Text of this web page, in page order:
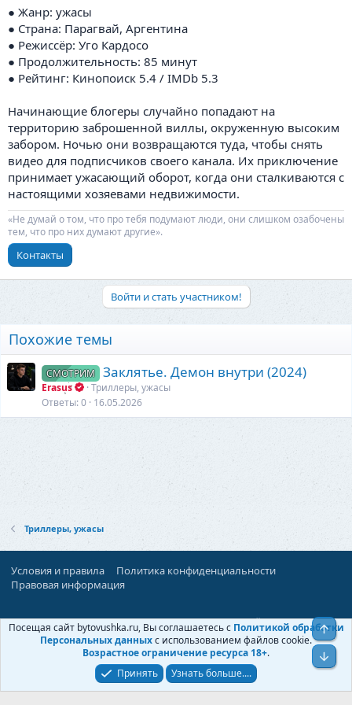
● Жанр: ужасы
● Страна: Парагвай, Аргентина
● Режиссёр: Уго Кардосо
● Продолжительность: 85 минут
● Рейтинг: Кинопоиск 5.4 / IMDb 5.3
Начинающие блогеры случайно попадают на
территорию заброшенной виллы, окруженную высоким
забором. Ночью они возвращаются туда, чтобы снять
видео для подписчиков своего канала. Их приключение
принимает ужасающий оборот, когда они сталкиваются с
настоящими хозяевами недвижимости.
«Не думай о том, что про тебя подумают люди, они слишком озабочены
тем, что про них думают другие».
Контакты
Войти и стать участником!
Похожие темы
СМОТРИМ Заклятье. Демон внутри (2024)
Erasus
Триллеры, ужасы
Ответы 0 16.05.2026
Триллеры, ужасы
Условия и правила
Политика конфиденциальности
Правовая информация
При поддержке:«Территория Дискуссий»
© Бытовушка, 2025-2026
Посещая сайт bytovushka.ru, Вы соглашаетесь с Политикой обработки
Персональных данныхс использованием файлов cookie.
Возрастное ограничение ресурса 18+.
Принять
Узнать больше....
Верх